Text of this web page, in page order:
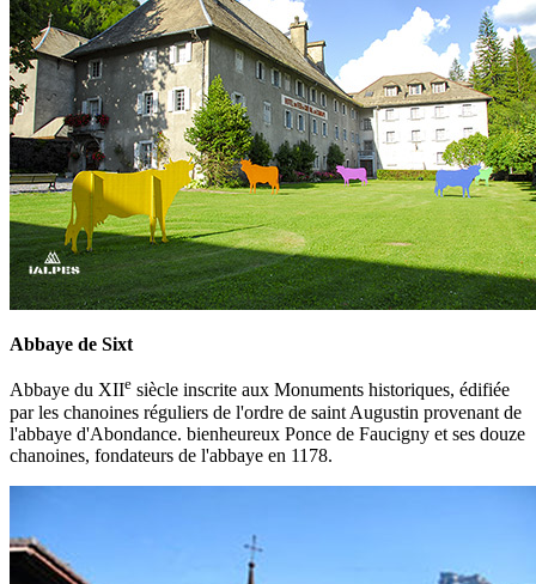
Abbaye de Sixt
Abbaye du XIIe siècle inscrite aux Monuments historiques, édifiée
par les chanoines réguliers de l'ordre de saint Augustin provenant de
l'abbaye d'Abondance. bienheureux Ponce de Faucigny et ses douze
chanoines, fondateurs de l'abbaye en 1178.